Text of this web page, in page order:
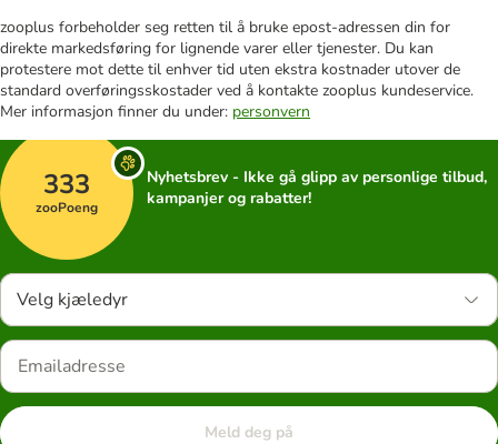
zooplus forbeholder seg retten til å bruke epost-adressen din for
direkte markedsføring for lignende varer eller tjenester. Du kan
protestere mot dette til enhver tid uten ekstra kostnader utover de
standard overføringsskostader ved å kontakte zooplus kundeservice.
Mer informasjon finner du under: personvern
333
zooPoeng
Nyhetsbrev - Ikke gå glipp av personlige tilbud,
kampanjer og rabatter!
Velg kjæledyr
Meld deg på